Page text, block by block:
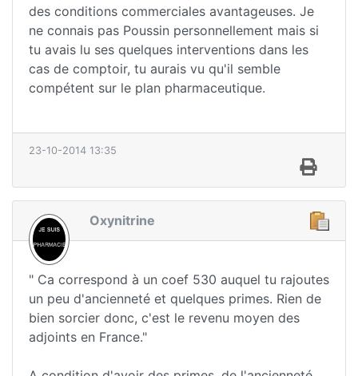
des conditions commerciales avantageuses. Je
ne connais pas Poussin personnellement mais si
tu avais lu ses quelques interventions dans les
cas de comptoir, tu aurais vu qu'il semble
compétent sur le plan pharmaceutique.
23-10-2014 13:35
Oxynitrine
" Ca correspond à un coef 530 auquel tu rajoutes
un peu d'ancienneté et quelques primes. Rien de
bien sorcier donc, c'est le revenu moyen des
adjoints en France."